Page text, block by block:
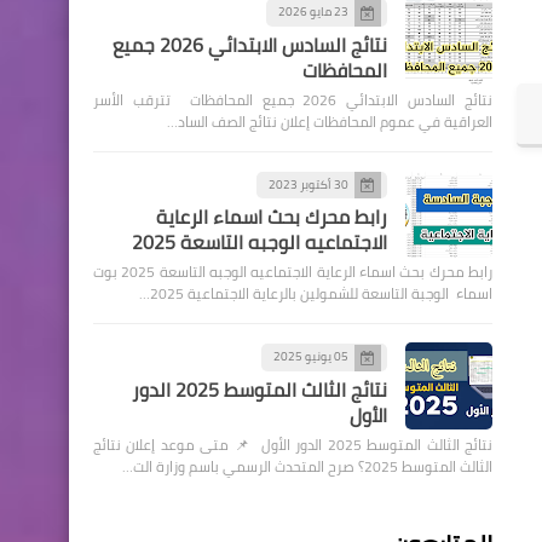
23 مايو 2026
نتائج السادس الابتدائي 2026 جميع
المحافظات
نتائج السادس الابتدائي 2026 جميع المحافظات تترقب الأسر
العراقية في عموم المحافظات إعلان نتائج الصف الساد…
30 أكتوبر 2023
رابط محرك بحث اسماء الرعاية
الاجتماعيه الوجبه التاسعة 2025
رابط محرك بحث اسماء الرعاية الاجتماعيه الوجبه التاسعة 2025 بوت
اسماء الوجبة التاسعة للشمولين بالرعاية الاجتماعية 2025…
05 يونيو 2025
نتائج الثالث المتوسط 2025 الدور
الأول
نتائج الثالث المتوسط 2025 الدور الأول 📌 متى موعد إعلان نتائج
الثالث المتوسط 2025؟ صرح المتحدث الرسمي باسم وزارة الت…